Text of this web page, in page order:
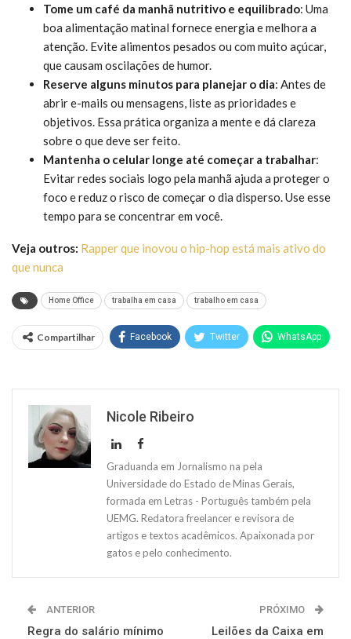
Tome um café da manhã nutritivo e equilibrado: Uma
boa alimentação matinal fornece energia e melhora a
atenção. Evite alimentos pesados ou com muito açúcar,
que causam oscilações de humor.
Reserve alguns minutos para planejar o dia: Antes de
abrir e-mails ou mensagens, liste as prioridades e
objetivos. Essa prática organiza a mente e dá clareza
sobre o que deve ser feito.
Mantenha o celular longe até começar a trabalhar:
Evitar redes sociais logo pela manhã ajuda a proteger o
foco e reduz o risco de começar o dia disperso. Use esse
tempo para se concentrar em você.
Veja outros: Rapper que inovou o hip-hop está mais ativo do
que nunca
Home Office trabalha em casa trabalho em casa
Compartilhar Facebook Twitter WhatsApp
Nicole Ribeiro
Graduanda em Jornalismo na pela
Universidade do Estado de Minas Gerais,
formada em Letras - Português também pela
UEMG. Redatora freelancer e revisora de
artigos e textos acadêmicos. Apaixonada por
gatos e pelo conhecimento.
ANTERIOR
Regra do salário mínimo
PRÓXIMO
Leilões da Caixa em